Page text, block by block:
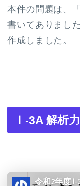
本件の問題は、
書いてありまし
作成しました。
Ⅰ-3A 解析